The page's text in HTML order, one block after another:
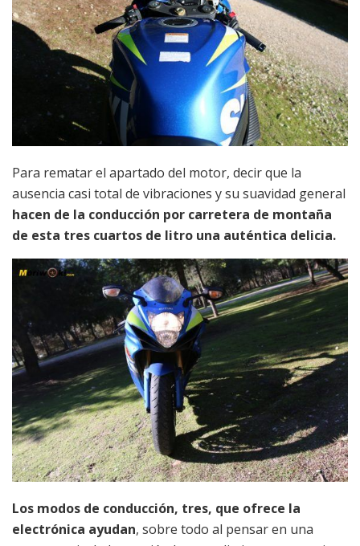
Para rematar el apartado del motor, decir que la
ausencia casi total de vibraciones y su suavidad general
hacen de la conducción por carretera de montaña
de esta tres cuartos de litro una auténtica delicia.
Los modos de conducción, tres, que ofrece la
electrónica ayudan, sobre todo al pensar en una